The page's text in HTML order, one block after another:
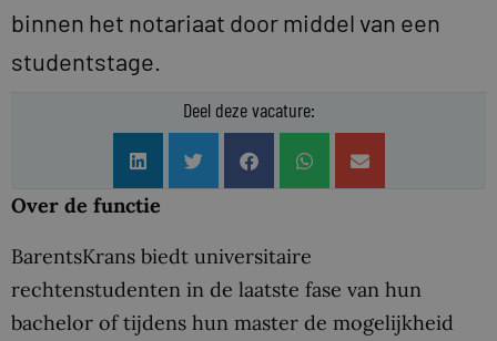
binnen het notariaat door middel van een
studentstage.
Deel deze vacature:
Over de functie
BarentsKrans biedt universitaire
rechtenstudenten in de laatste fase van hun
bachelor of tijdens hun master de mogelijkheid